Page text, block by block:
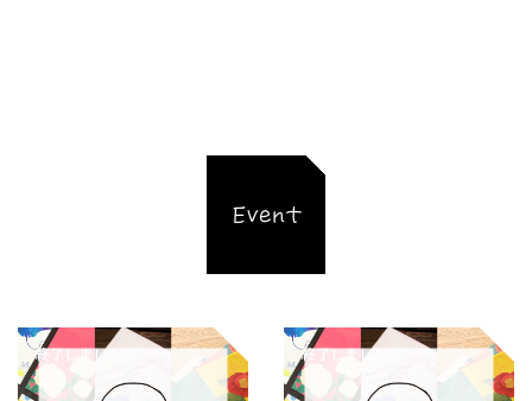
Event
終了しました 終了しました